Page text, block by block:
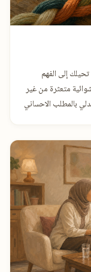
إلى الفهم
متعثرة من غير
بالمطلب الاحساني